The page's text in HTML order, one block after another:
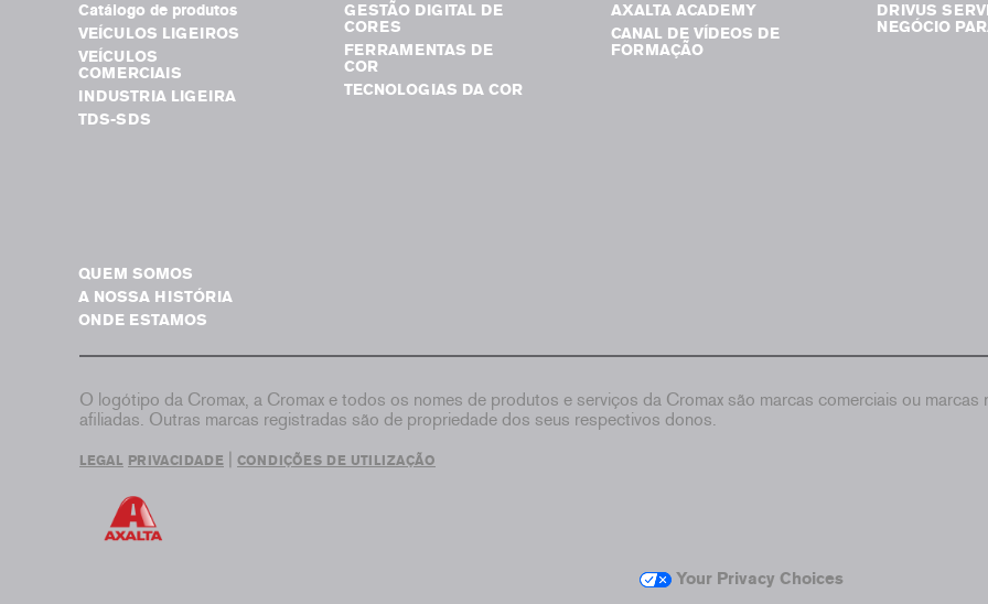
Catálogo de produtos
VEÍCULOS LIGEIROS
VEÍCULOS
COMERCIAIS
INDUSTRIA LIGEIRA
TDS-SDS
GESTÃO DIGITAL DE
CORES
FERRAMENTAS DE
COR
TECNOLOGIAS DA COR
AXALTA ACADEMY
CANAL DE VÍDEOS DE
FORMAÇÃO
DRIVUS
NEGÓCIO
QUEM SOMOS
A NOSSA HISTÓRIA
ONDE ESTAMOS
O logótipo da Cromax, a Cromax e todos os nomes de produtos e serviços da Cromax são marcas comerciais ou
afiliadas. Outras marcas registradas são de propriedade dos seus respectivos donos.
LEGAL PRIVACIDADE CONDIÇÕES DE UTILIZAÇÃO
Your Privacy Choices